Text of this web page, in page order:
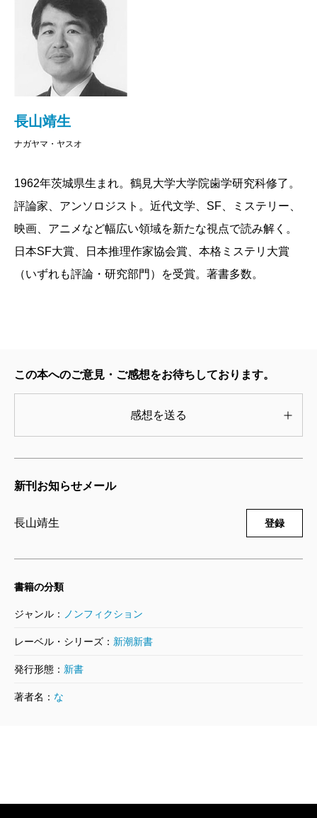
長山靖生
ナガヤマ・ヤスオ
1962年茨城県生まれ。鶴見大学大学院歯学研究科修了。
評論家、アンソロジスト。近代文学、SF、ミステリー、
映画、アニメなど幅広い領域を新たな視点で読み解く。
日本SF大賞、日本推理作家協会賞、本格ミステリ大賞
（いずれも評論・研究部門）を受賞。著書多数。
この本へのご意見・ご感想をお待ちしております。
感想を送る
新刊お知らせメール
長山靖生 登録
書籍の分類
ジャンル： ノンフィクション
レーベル・シリーズ： 新潮新書
発行形態： 新書
著者名： な